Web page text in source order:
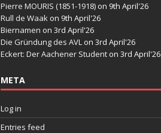
Pierre MOURIS (1851-1918)on 9th April'26
Rull de Waakon 9th April'26
Biernamen on 3rd April'26
Die Gründung des AVLon 3rd April'26
Eckert: Der Aachener Studenton 3rd April'26
META
Log in
Entries feed